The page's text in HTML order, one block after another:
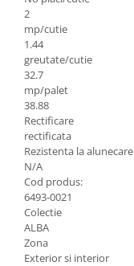
2
mp/cutie
1.44
greutate/cutie
32.7
mp/palet
38.88
Rectificare
rectificata
Rezistenta la alunecare
N/A
Cod produs:
6493-0021
Colectie
ALBA
Zona
Exterior si interior